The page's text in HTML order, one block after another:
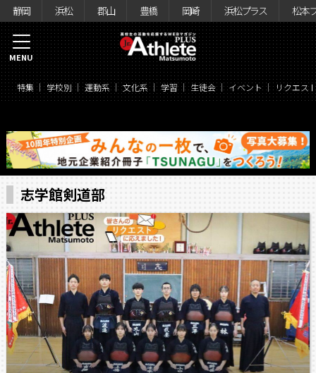
静岡 浜松 郡山 豊橋 岡崎 浜松プラス 松本
特集 学校別 運動系 文化系 学習 生徒会 イベント リクエス
MENU
志学館剣道部